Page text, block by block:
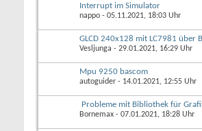
Interrupt im Simulator
nappo - 05.11.2021, 18:03 Uhr
GLCD 240x128 mit LC7981 über
Vesljunga - 29.01.2021, 16:29 Uhr
Mpu 9250 bascom
autoguider - 14.01.2021, 12:55 Uhr
Probleme mit Bibliothek für
Bornemax - 07.01.2021, 18:28 Uhr